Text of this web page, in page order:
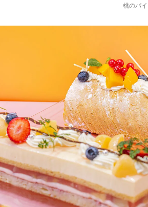
桃のパイ